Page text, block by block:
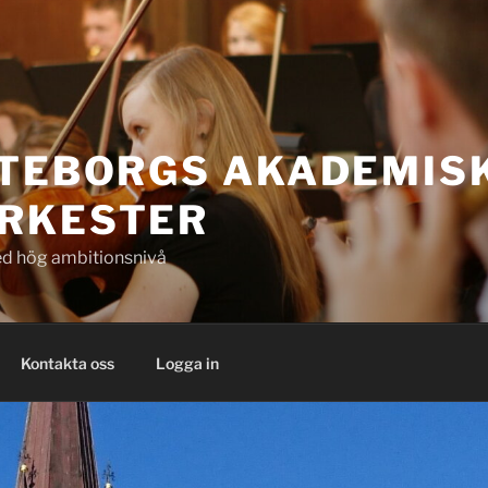
hög ambitionsnivå
Kontakta oss Logga in